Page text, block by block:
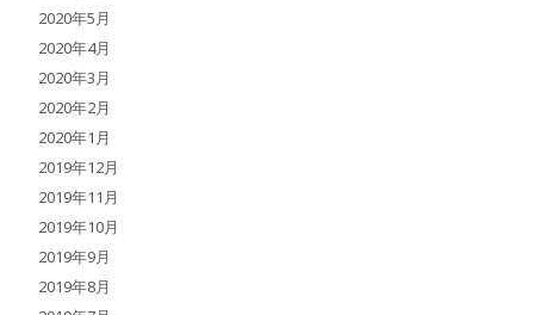
2020年5月
2020年4月
2020年3月
2020年2月
2020年1月
2019年12月
2019年11月
2019年10月
2019年9月
2019年8月